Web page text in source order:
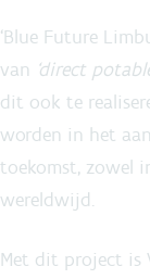
‘Blue Future
van ‘direct
dit ook te
worden in het
toekomst, zowel
wereldwijd.
Met dit project is